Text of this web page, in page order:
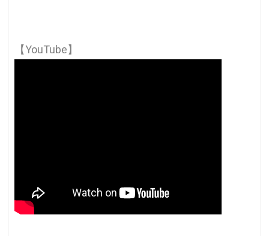
【YouTube】